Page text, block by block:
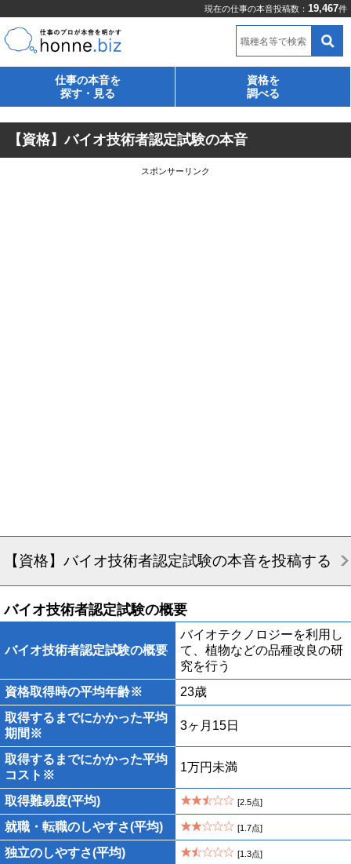
現在の仕事の本音投稿数： 19,467件
職種名等で検索
仕事の本音を
探す・見る
資格を
調べる
【資格】バイオ技術者認定試験の本音
スポンサーリンク
【資格】バイオ技術者認定試験の本音を投稿する
バイオ技術者認定試験の概要
バイオ技術者認定試験の概要
バイオテクノロジーを利用し
て、植物などの品種改良の研
究を行う
資格取得時の平均年齢※
23歳
取得するまでにかかった平均
期間※
3ヶ月15日
取得するまでにかかった平均
コスト※
1万円未満
取得難易度(平均) [2.5点]
就職・転職のしやすさ(平均) [1.7点]
独立のしやすさ(平均) [1.3点]